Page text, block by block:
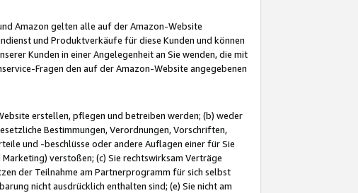
Amazon gelten alle auf der Amazon-Website
und Produktverkäufe für diese Kunden und können
Kunden in einer Angelegenheit an Sie wenden, die mit
Fragen den auf der Amazon-Website angegebenen
erstellen, pflegen und betreiben werden; (b) weder
Bestimmungen, Verordnungen, Vorschriften,
und -beschlüsse oder andere Auflagen einer für Sie
verstoßen; (c) Sie rechtswirksam Verträge
der Teilnahme am Partnerprogramm für sich selbst
nicht ausdrücklich enthalten sind; (e) Sie nicht am